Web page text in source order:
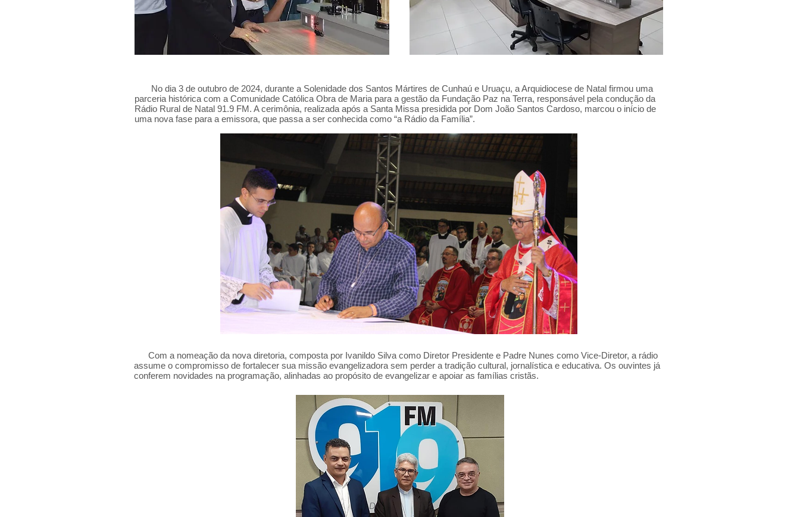
No dia 3 de outubro de 2024, durante a Solenidade dos Santos Mártires de Cunhaú e Uruaçu, a Arquidiocese de Natal firmou uma
parceria histórica com a Comunidade Católica Obra de Maria para a gestão da Fundação Paz na Terra, responsável pela condução da
Rádio Rural de Natal 91.9 FM. A cerimônia, realizada após a Santa Missa presidida por Dom João Santos Cardoso, marcou o início de
uma nova fase para a emissora, que passa a ser conhecida como “a Rádio da Família”.
Com a nomeação da nova diretoria, composta por Ivanildo Silva como Diretor Presidente e Padre Nunes como Vice-Diretor, a rádio
assume o compromisso de fortalecer sua missão evangelizadora sem perder a tradição cultural, jornalística e educativa. Os ouvintes já
conferem novidades na programação, alinhadas ao propósito de evangelizar e apoiar as famílias cristãs.